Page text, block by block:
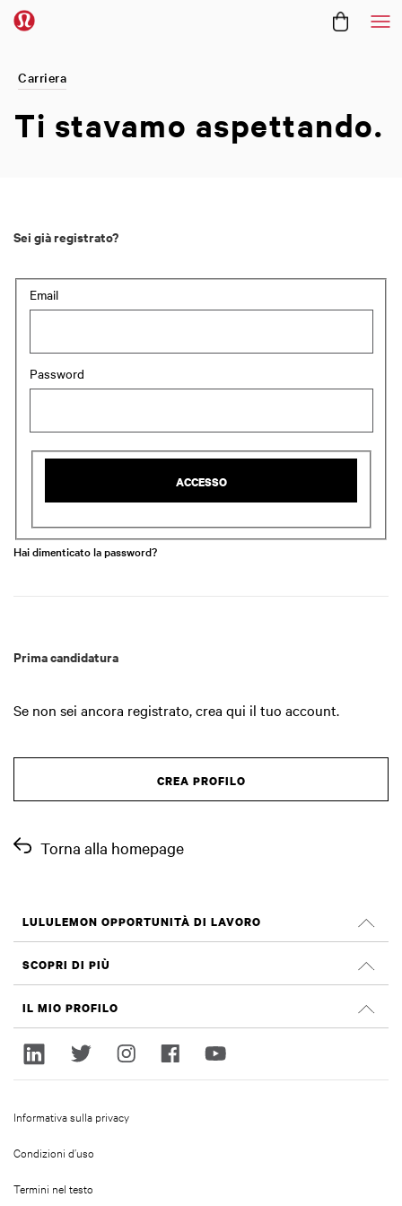
Carriera
Ti stavamo aspettando.
Sei già registrato?
Accesso: utente e password
Email
Password
ACCESSO
Hai dimenticato la password?
Prima candidatura
Se non sei ancora registrato, crea qui il tuo account.
CREA PROFILO
Torna alla homepage
LULULEMON OPPORTUNITÀ DI LAVORO
Cerca Lavori
SCOPRI DI PIÙ
Sostenibilità e impatto sociale
lululemon.com
IL MIO PROFILO
Accedi
Informativa sulla privacy
Condizioni d’uso
Termini nel testo